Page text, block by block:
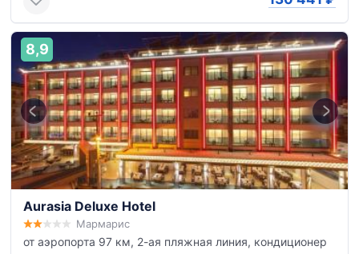
8,9
Aurasia Deluxe Hotel
Мармарис
от аэропорта 97 км, 2-ая пляжная линия, кондиционер